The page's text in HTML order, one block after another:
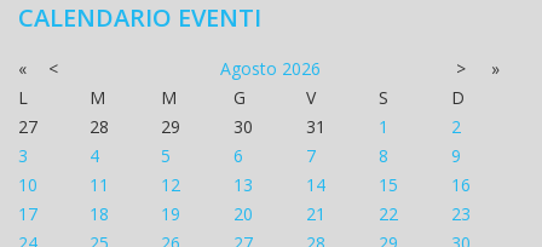
CALENDARIO EVENTI
« < Agosto 2026 >
»
L
M M G V S
D
27
28 29 30 31 1
2
3
4 5 6 7 8
9
10
11 12 13 14 15
16
17
18 19 20 21 22
23